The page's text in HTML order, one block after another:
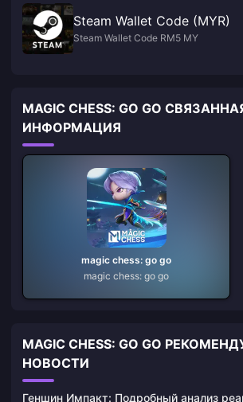
Steam Wallet Code (MYR)
Steam Wallet Code RM5 MY
MAGIC CHESS: GO GO
ИНФОРМАЦИЯ
magic chess: go go
magic chess: go go
MAGIC CHESS: GO GO
НОВОСТИ
Геншин Импакт: Подробный анализ